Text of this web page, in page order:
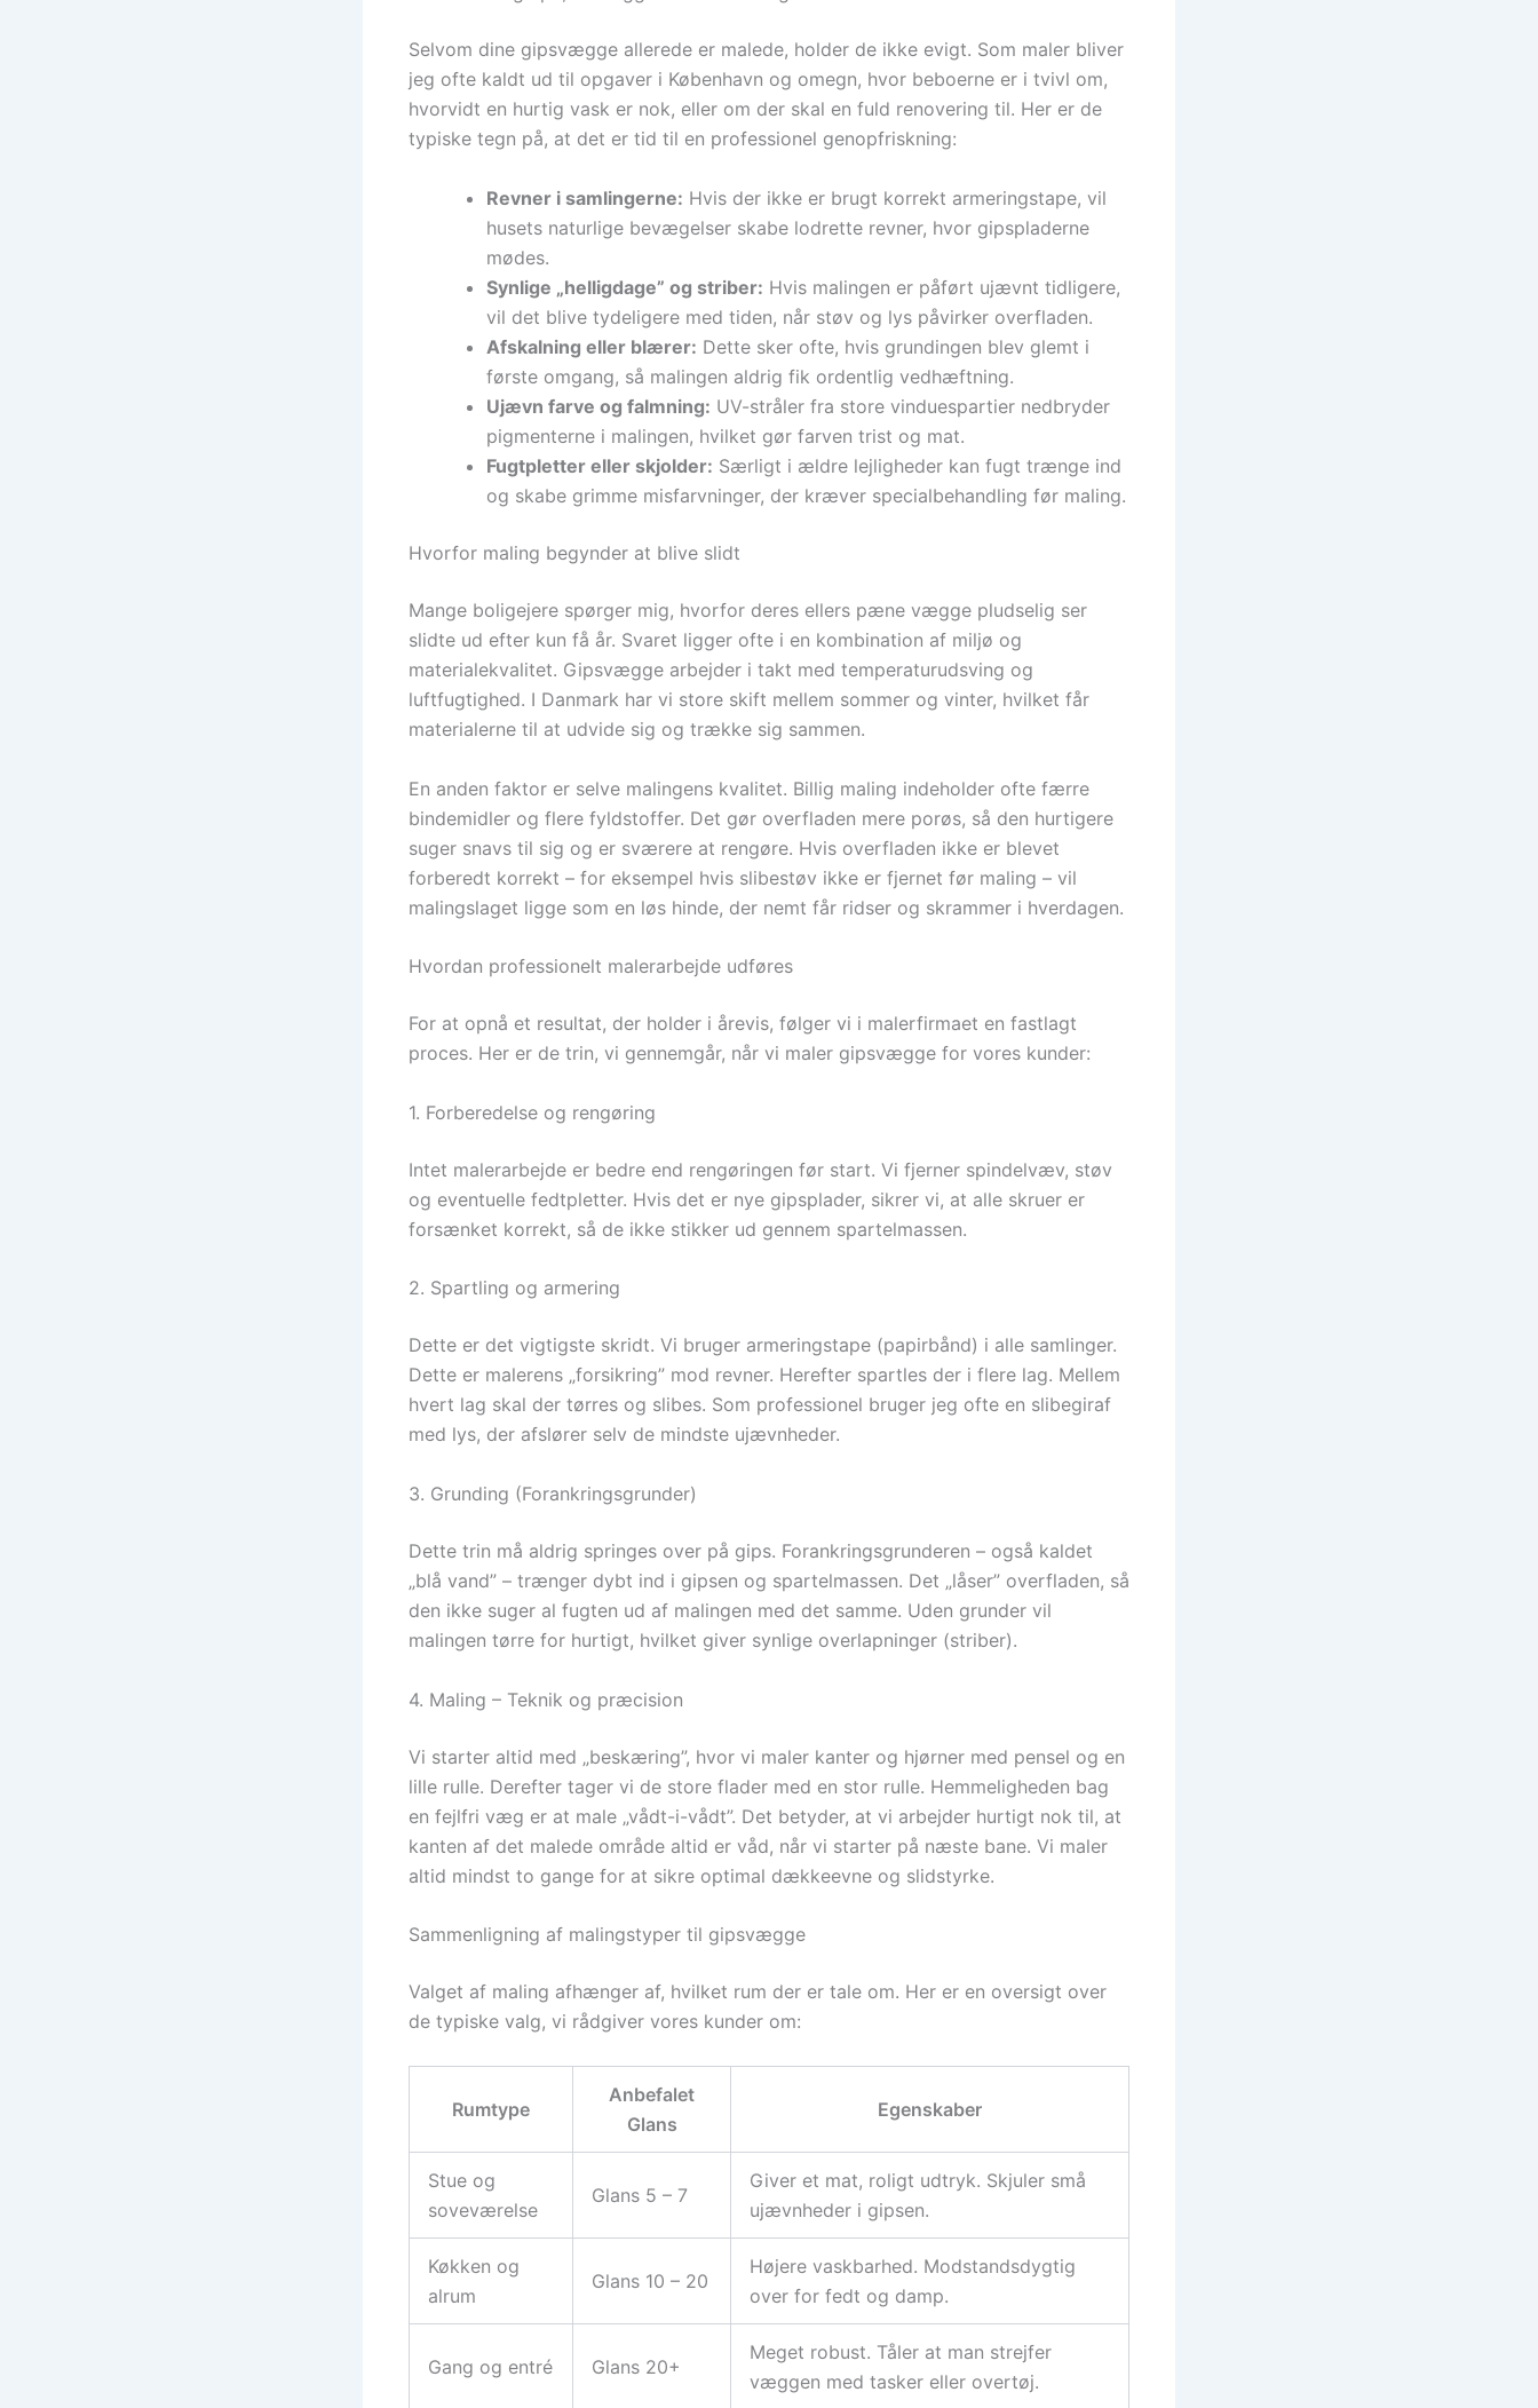
Selvom dine gipsvægge allerede er malede, holder de ikke evigt. Som maler bliver
jeg ofte kaldt ud til opgaver i København og omegn, hvor beboerne er i tvivl om,
hvorvidt en hurtig vask er nok, eller om der skal en fuld renovering til. Her er de
typiske tegn på, at det er tid til en professionel genopfriskning:
Revner i samlingerne: Hvis der ikke er brugt korrekt armeringstape, vil
husets naturlige bevægelser skabe lodrette revner, hvor gipspladerne
mødes.
Synlige „helligdage” og striber: Hvis malingen er påført ujævnt tidligere,
vil det blive tydeligere med tiden, når støv og lys påvirker overfladen.
Afskalning eller blærer: Dette sker ofte, hvis grundingen blev glemt i
første omgang, så malingen aldrig fik ordentlig vedhæftning.
Ujævn farve og falmning: UV-stråler fra store vinduespartier nedbryder
pigmenterne i malingen, hvilket gør farven trist og mat.
Fugtpletter eller skjolder: Særligt i ældre lejligheder kan fugt trænge ind
og skabe grimme misfarvninger, der kræver specialbehandling før maling.
Hvorfor maling begynder at blive slidt
Mange boligejere spørger mig, hvorfor deres ellers pæne vægge pludselig ser
slidte ud efter kun få år. Svaret ligger ofte i en kombination af miljø og
materialekvalitet. Gipsvægge arbejder i takt med temperaturudsving og
luftfugtighed. I Danmark har vi store skift mellem sommer og vinter, hvilket får
materialerne til at udvide sig og trække sig sammen.
En anden faktor er selve malingens kvalitet. Billig maling indeholder ofte færre
bindemidler og flere fyldstoffer. Det gør overfladen mere porøs, så den hurtigere
suger snavs til sig og er sværere at rengøre. Hvis overfladen ikke er blevet
forberedt korrekt – for eksempel hvis slibestøv ikke er fjernet før maling – vil
malingslaget ligge som en løs hinde, der nemt får ridser og skrammer i hverdagen.
Hvordan professionelt malerarbejde udføres
For at opnå et resultat, der holder i årevis, følger vi i malerfirmaet en fastlagt
proces. Her er de trin, vi gennemgår, når vi maler gipsvægge for vores kunder:
1. Forberedelse og rengøring
Intet malerarbejde er bedre end rengøringen før start. Vi fjerner spindelvæv, støv
og eventuelle fedtpletter. Hvis det er nye gipsplader, sikrer vi, at alle skruer er
forsænket korrekt, så de ikke stikker ud gennem spartelmassen.
2. Spartling og armering
Dette er det vigtigste skridt. Vi bruger armeringstape (papirbånd) i alle samlinger.
Dette er malerens „forsikring” mod revner. Herefter spartles der i flere lag. Mellem
hvert lag skal der tørres og slibes. Som professionel bruger jeg ofte en slibegiraf
med lys, der afslører selv de mindste ujævnheder.
3. Grunding (Forankringsgrunder)
Dette trin må aldrig springes over på gips. Forankringsgrunderen – også kaldet
„blå vand” – trænger dybt ind i gipsen og spartelmassen. Det „låser” overfladen, så
den ikke suger al fugten ud af malingen med det samme. Uden grunder vil
malingen tørre for hurtigt, hvilket giver synlige overlapninger (striber).
4. Maling – Teknik og præcision
Vi starter altid med „beskæring”, hvor vi maler kanter og hjørner med pensel og en
lille rulle. Derefter tager vi de store flader med en stor rulle. Hemmeligheden bag
en fejlfri væg er at male „vådt-i-vådt”. Det betyder, at vi arbejder hurtigt nok til, at
kanten af det malede område altid er våd, når vi starter på næste bane. Vi maler
altid mindst to gange for at sikre optimal dækkeevne og slidstyrke.
Sammenligning af malingstyper til gipsvægge
Valget af maling afhænger af, hvilket rum der er tale om. Her er en oversigt over
de typiske valg, vi rådgiver vores kunder om:
Rumtype
Anbefalet
Glans
Egenskaber
Stue og
soveværelse
Glans 5 – 7
Giver et mat, roligt udtryk. Skjuler små
ujævnheder i gipsen.
Køkken og
alrum
Glans 10 – 20
Højere vaskbarhed. Modstandsdygtig
over for fedt og damp.
Gang og entré Glans 20+
Meget robust. Tåler at man strejfer
væggen med tasker eller overtøj.